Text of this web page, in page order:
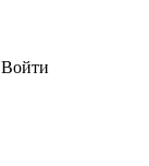
Войти